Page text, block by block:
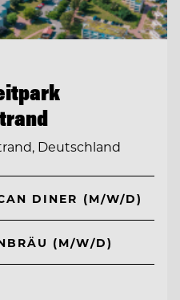
Deutschland
DINER (M/W/D)
(M/W/D)